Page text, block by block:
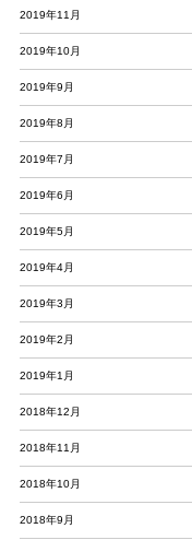
2019年11月
2019年10月
2019年9月
2019年8月
2019年7月
2019年6月
2019年5月
2019年4月
2019年3月
2019年2月
2019年1月
2018年12月
2018年11月
2018年10月
2018年9月